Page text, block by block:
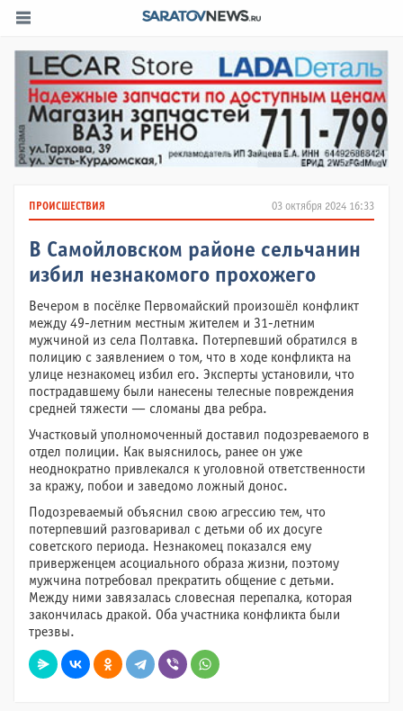
03 октября 2024 16:33
ПРОИСШЕСТВИЯ
В Самойловском районе сельчанин
избил незнакомого прохожего
Вечером в посёлке Первомайский произошёл конфликт
между 49-летним местным жителем и 31-летним
мужчиной из села Полтавка. Потерпевший обратился в
полицию с заявлением о том, что в ходе конфликта на
улице незнакомец избил его. Эксперты установили, что
пострадавшему были нанесены телесные повреждения
средней тяжести — сломаны два ребра.
Участковый уполномоченный доставил подозреваемого в
отдел полиции. Как выяснилось, ранее он уже
неоднократно привлекался к уголовной ответственности
за кражу, побои и заведомо ложный донос.
Подозреваемый объяснил свою агрессию тем, что
потерпевший разговаривал с детьми об их досуге
советского периода. Незнакомец показался ему
приверженцем асоциального образа жизни, поэтому
мужчина потребовал прекратить общение с детьми.
Между ними завязалась словесная перепалка, которая
закончилась дракой. Оба участника конфликта были
трезвы.